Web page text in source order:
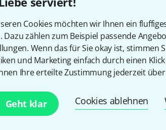
Cookies möchten wir Ihnen ein
Dazu zählen zum Beispiel passende
Wenn das für Sie okay ist, stimmen
und Marketing einfach durch einen Klick
Ihre erteilte Zustimmung jederzeit
Geht klar Cookies ablehnen
Boss JS-10 B-Stock
Ggf. mit leichten Gebrauchsspuren
375 €
Boss JS-10 Bundle
459 €